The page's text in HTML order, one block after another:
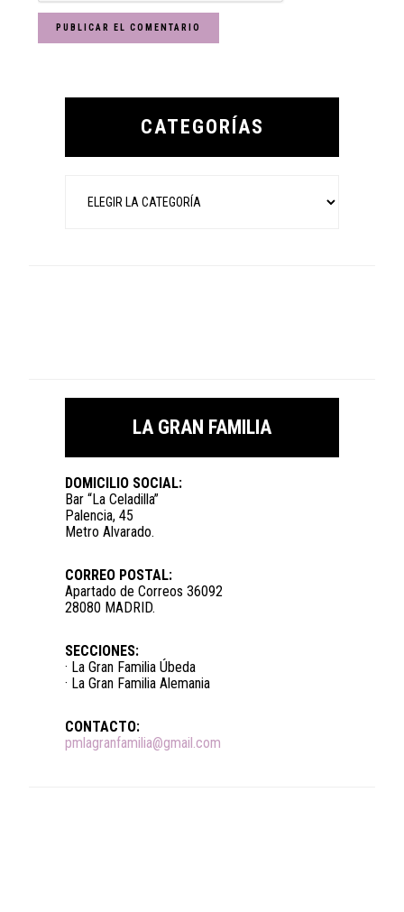
Primary
CATEGORÍAS
LA GRAN FAMILIA
DOMICILIO SOCIAL:
Bar “La Celadilla”
Palencia, 45
Metro Alvarado.
CORREO POSTAL:
Apartado de Correos 36092
28080 MADRID.
SECCIONES:
· La Gran Familia Úbeda
· La Gran Familia Alemania
CONTACTO:
pmlagranfamilia@gmail.com